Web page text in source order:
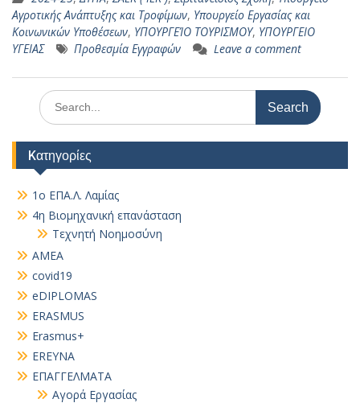
Αγροτικής Ανάπτυξης και Τροφίμων, Υπουργείο Εργασίας και
Κοινωνικών Υποθέσεων, ΥΠΟΥΡΓΕΊΟ ΤΟΥΡΙΣΜΟΥ, ΥΠΟΥΡΓΕΙΟ
ΥΓΕΙΑΣ
Προθεσμία Εγγραφών Leave a comment
Search
for:
Kατηγορίες
1ο ΕΠΑ.Λ. Λαμίας
4η Βιομηχανική επανάσταση
Τεχνητή Νοημοσύνη
AMEA
covid19
eDIPLOMAS
ERASMUS
Erasmus+
EREYNA
EΠΑΓΓΕΛΜΑΤΑ
Αγορά Εργασίας